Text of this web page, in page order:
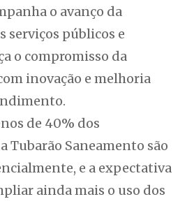
o avanço da
serviços públicos e
o compromisso da
inovação e melhoria
de 40% dos
Tubarão Saneamento são
e a expectativa
ainda mais o uso dos